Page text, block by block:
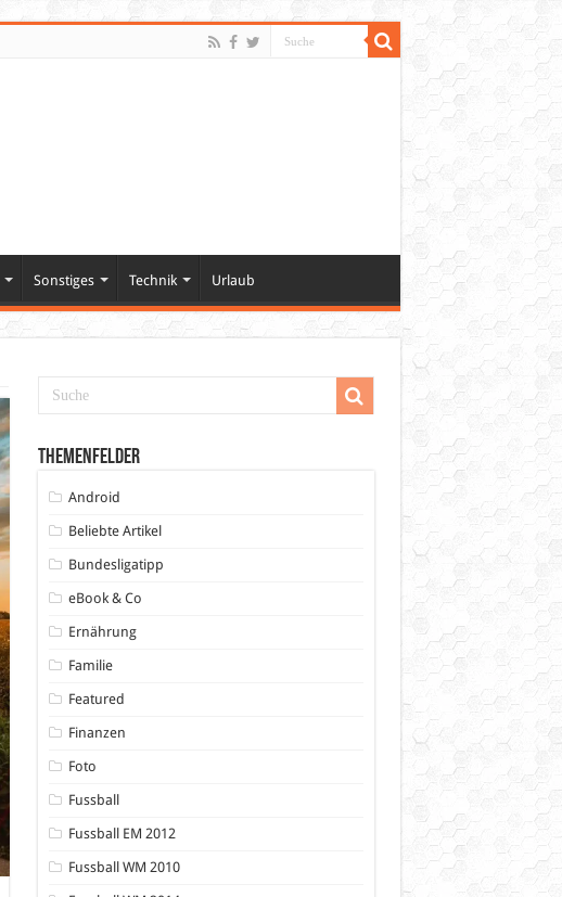
Sonstiges Technik Urlaub
Themenfelder
Android
Beliebte Artikel
Bundesligatipp
eBook & Co
Ernährung
Familie
Featured
Finanzen
Foto
Fussball
Fussball EM 2012
Fussball WM 2010